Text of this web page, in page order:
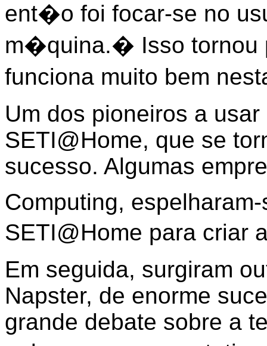
ent�o foi focar-se no
m�quina.� Isso tornou
funciona muito bem
Um dos pioneiros a
SETI@Home, que se
sucesso. Algumas
Computing,
SETI@Home para
Em seguida, surgiram
Napster, de enorme
grande debate sobre a